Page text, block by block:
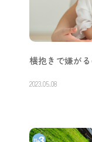
横抱きで嫌が
2023.05.08